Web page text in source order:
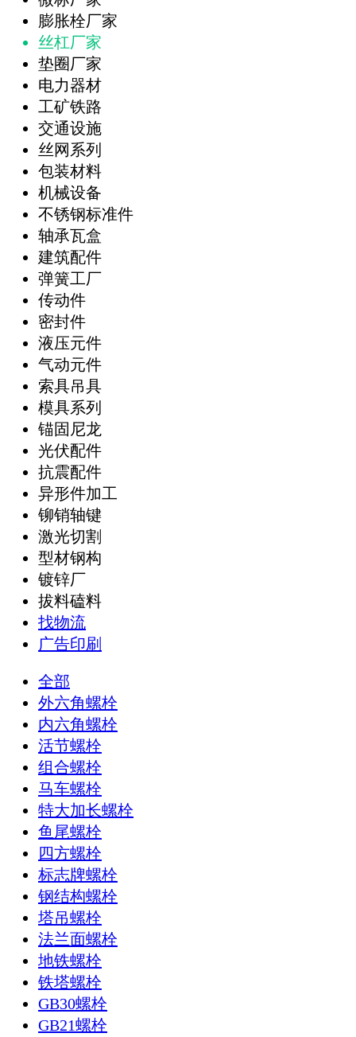
膨胀栓厂家
丝杠厂家
垫圈厂家
电力器材
工矿铁路
交通设施
丝网系列
包装材料
机械设备
不锈钢标准件
轴承瓦盒
建筑配件
弹簧工厂
传动件
密封件
液压元件
气动元件
索具吊具
模具系列
锚固尼龙
光伏配件
抗震配件
异形件加工
铆销轴键
激光切割
型材钢构
镀锌厂
拔料磕料
找物流
广告印刷
全部
外六角螺栓
内六角螺栓
活节螺栓
组合螺栓
马车螺栓
特大加长螺栓
鱼尾螺栓
四方螺栓
标志牌螺栓
钢结构螺栓
塔吊螺栓
法兰面螺栓
地铁螺栓
铁塔螺栓
GB30螺栓
GB21螺栓